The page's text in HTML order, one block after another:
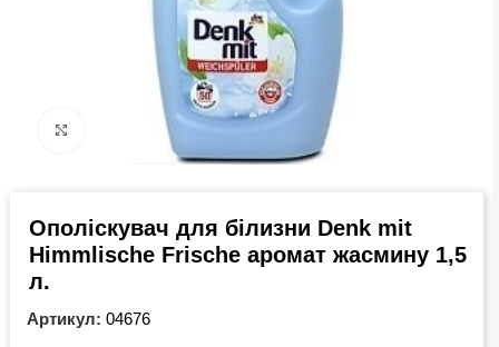
Click to enlarge
Ополіскувач для білизни Denk mit
Himmlische Frische аромат жасмину 1,5
л.
Артикул: 04676